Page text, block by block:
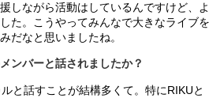
しながら活動はしているんですけど、よ
た。こうやってみんなで大きなライブを
だなと思いましたね。
ンバーと話されましたか？
と話すことが結構多くて。特にRIKUと